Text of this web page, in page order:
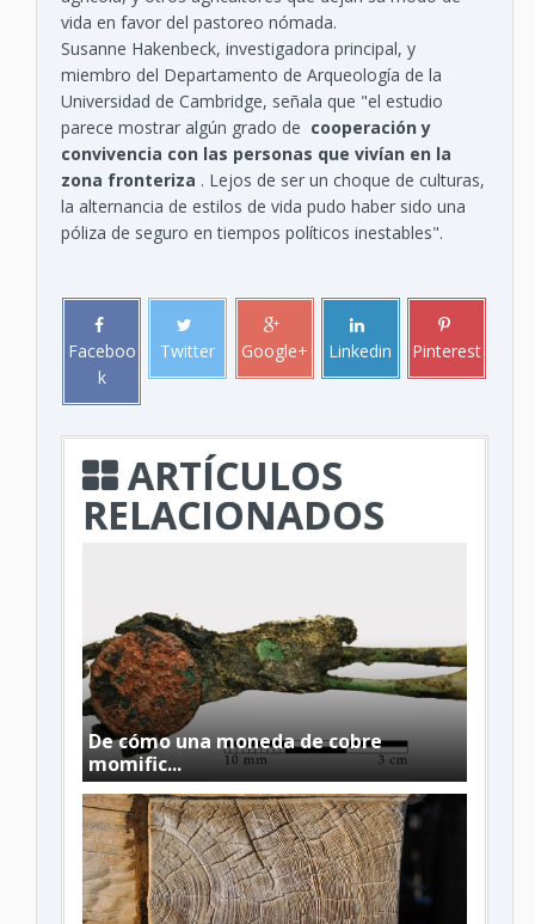
vida en favor del pastoreo nómada.
Susanne Hakenbeck, investigadora principal, y
miembro del Departamento de Arqueología de la
Universidad de Cambridge, señala que "el estudio
parece mostrar algún grado de cooperación y
convivencia con las personas que vivían en la
zona fronteriza . Lejos de ser un choque de culturas,
la alternancia de estilos de vida pudo haber sido una
póliza de seguro en tiempos políticos inestables".
Faceboo
k
Twitter Google+ Linkedin Pinterest
ARTÍCULOS
RELACIONADOS
De cómo una moneda de cobre
momific...